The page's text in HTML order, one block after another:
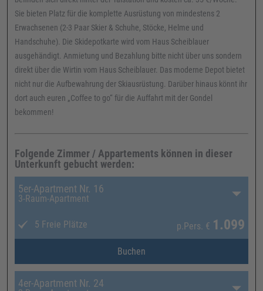
Sie bieten Platz für die komplette Ausrüstung von mindestens 2
Erwachsenen (2-3 Paar Skier & Schuhe, Stöcke, Helme und
Handschuhe). Die Skidepotkarte wird vom Haus Scheiblauer
ausgehändigt. Anmietung und Bezahlung bitte nicht über uns sondern
direkt über die Wirtin vom Haus Scheiblauer. Das moderne Depot bietet
nicht nur die Aufbewahrung der Skiausrüstung. Darüber hinaus könnt ihr
dort auch euren „Coffee to go“ für die Auffahrt mit der Gondel
bekommen!
Folgende Zimmer / Appartements können in dieser
Unterkunft gebucht werden:
5er-Apartment Nr. 16
3-Raum-Apartment
5 Freie Plätze p.Pers. € 1.099
Buchen
4er-Apartment Nr. 24